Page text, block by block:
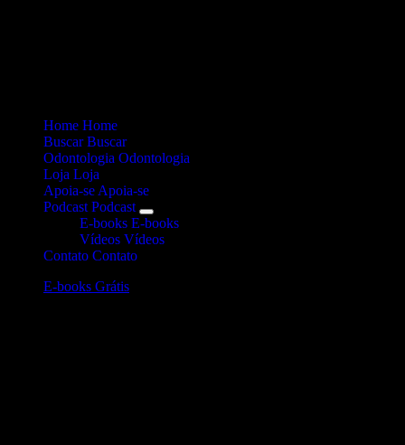
Home Home
Buscar Buscar
Odontologia Odontologia
Loja Loja
Apoia-se Apoia-se
Podcast Podcast
E-books E-books
Vídeos Vídeos
Contato Contato
E-books Grátis